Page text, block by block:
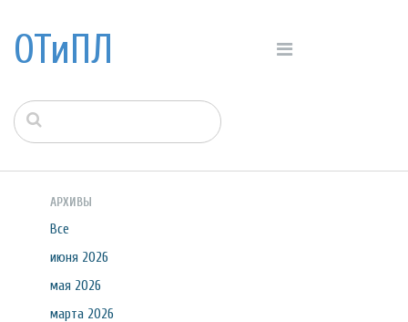
ОТиПЛ
АРХИВЫ
Все
июня 2026
мая 2026
марта 2026